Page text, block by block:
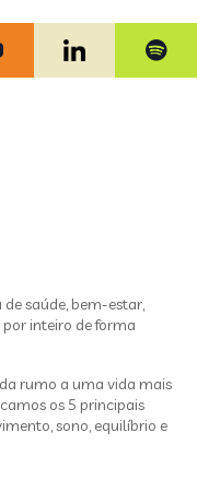
saúde, bem-estar,
inteiro de forma
rumo a uma vida mais
os 5 principais
sono, equilíbrio e